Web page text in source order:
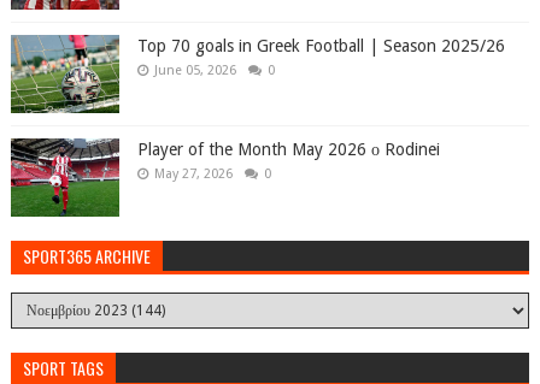
Top 70 goals in Greek Football | Season 2025/26
June 05, 2026 0
Player of the Month May 2026 ο Rodinei
May 27, 2026 0
SPORT365 ARCHIVE
SPORT TAGS